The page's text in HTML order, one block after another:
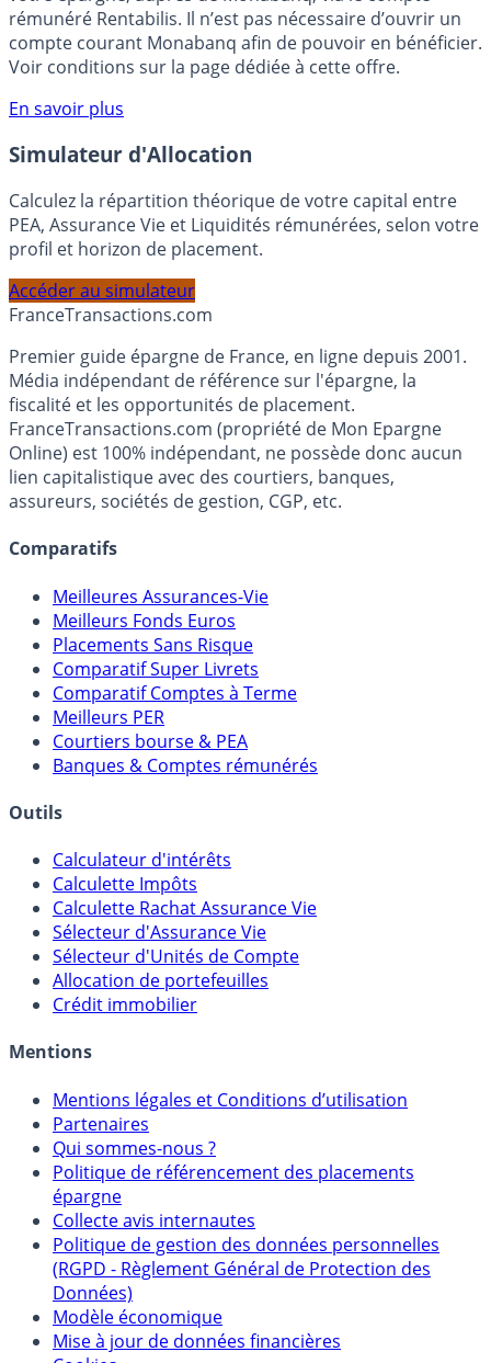
Bénéficiez de cette offre de placement sans risque pour
votre épargne, auprès de Monabanq, via le compte
rémunéré Rentabilis. Il n’est pas nécessaire d’ouvrir un
compte courant Monabanq afin de pouvoir en bénéficier.
Voir conditions sur la page dédiée à cette offre.
En savoir plus
Simulateur d'Allocation
Calculez la répartition théorique de votre capital entre
profil et horizon de placement.
FranceTransactions.com
Premier guide épargne de France, en ligne depuis 2001.
Média indépendant de référence sur l'épargne, la
fiscalité et les opportunités de placement.
FranceTransactions.com (propriété de Mon Epargne
Online) est 100% indépendant, ne possède donc aucun
assureurs, sociétés de gestion, CGP, etc.
Comparatifs
Meilleures Assurances-Vie
Meilleurs Fonds Euros
Placements Sans Risque
Comparatif Super Livrets
Comparatif Comptes à Terme
Meilleurs PER
Courtiers bourse & PEA
Banques & Comptes rémunérés
Outils
Calculateur d'intérêts
Calculette Impôts
Calculette Rachat Assurance Vie
Sélecteur d'Assurance Vie
Sélecteur d'Unités de Compte
Crédit immobilier
Mentions
Mentions légales et Conditions d’utilisation
Partenaires
Qui sommes-nous ?
Politique de référencement des placements
épargne
Collecte avis internautes
Politique de gestion des données personnelles
(RGPD - Règlement Général de Protection des
Données)